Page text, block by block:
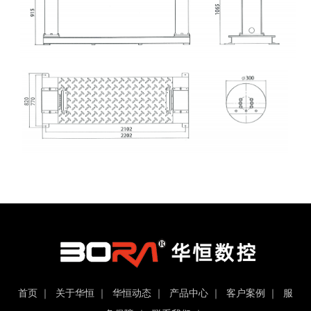
首页 ｜ 关于华恒 ｜ 华恒动态 ｜ 产品中心 ｜ 客户案例 ｜ 服